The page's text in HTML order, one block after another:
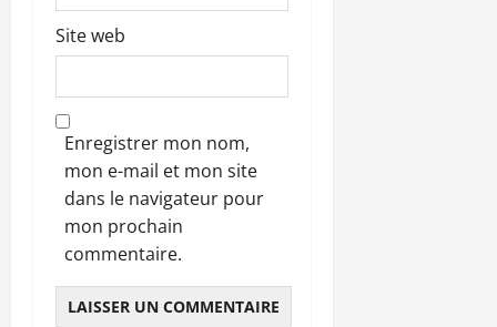
Site web
Enregistrer mon nom,
mon e-mail et mon site
dans le navigateur pour
mon prochain
commentaire.